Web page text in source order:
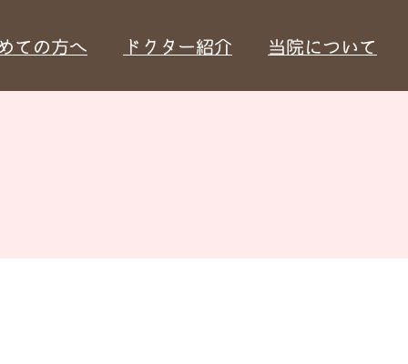
ての方へ ドクター紹介 当院について